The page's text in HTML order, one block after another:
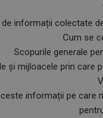
de informații colectate
Cum se
Scopurile generale
și mijloacele prin care
informații pe care